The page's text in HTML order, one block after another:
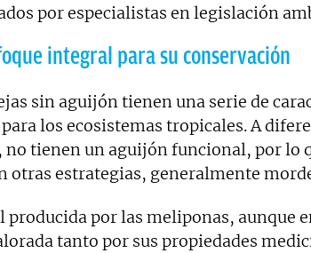
por especialistas en legislación
integral para su conservación
sin aguijón tienen una serie de
los ecosistemas tropicales. A
no tienen un aguijón funcional, por lo
otras estrategias, generalmente
producida por las meliponas, aunque
tanto por sus propiedades